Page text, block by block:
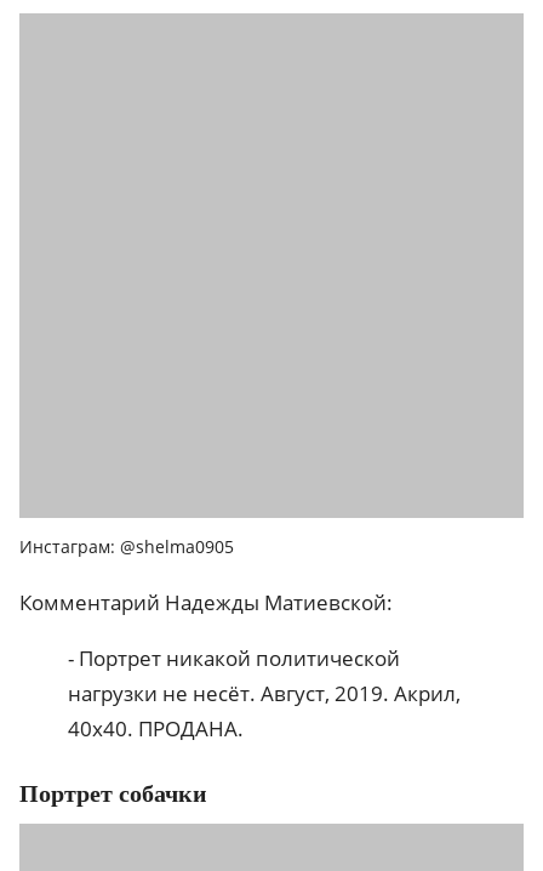
Инстаграм: @shelma0905
Комментарий Надежды Матиевской:
- Портрет никакой политической
нагрузки не несёт. Август, 2019. Акрил,
40x40. ПРОДАНА.
Портрет собачки